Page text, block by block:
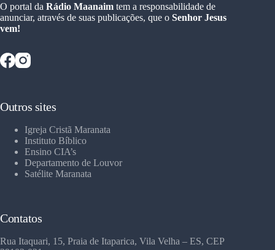
O portal da Rádio Maanaim tem a responsabilidade de
anunciar, através de suas publicações, que o Senhor Jesus
vem!
Outros sites
Igreja Cristã Maranata
Instituto Bíblico
Ensino CIA’s
Departamento de Louvor
Satélite Maranata
Contatos
Rua Itaquari, 15, Praia de Itaparica, Vila Velha – ES, CEP